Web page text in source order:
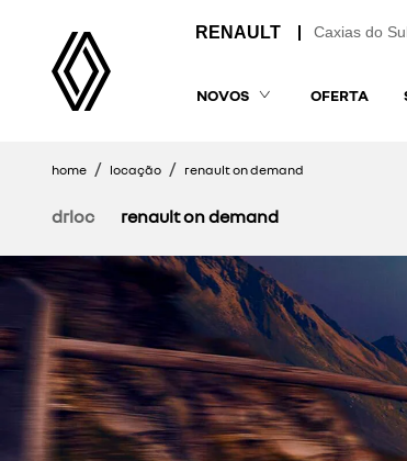
Caxias do
NOVOS OFERTA
home locação renault on demand
drloc renault on demand